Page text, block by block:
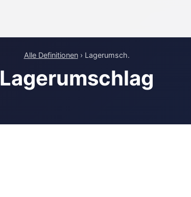
Alle Definitionen› Lagerumsch.
Lagerumschlag